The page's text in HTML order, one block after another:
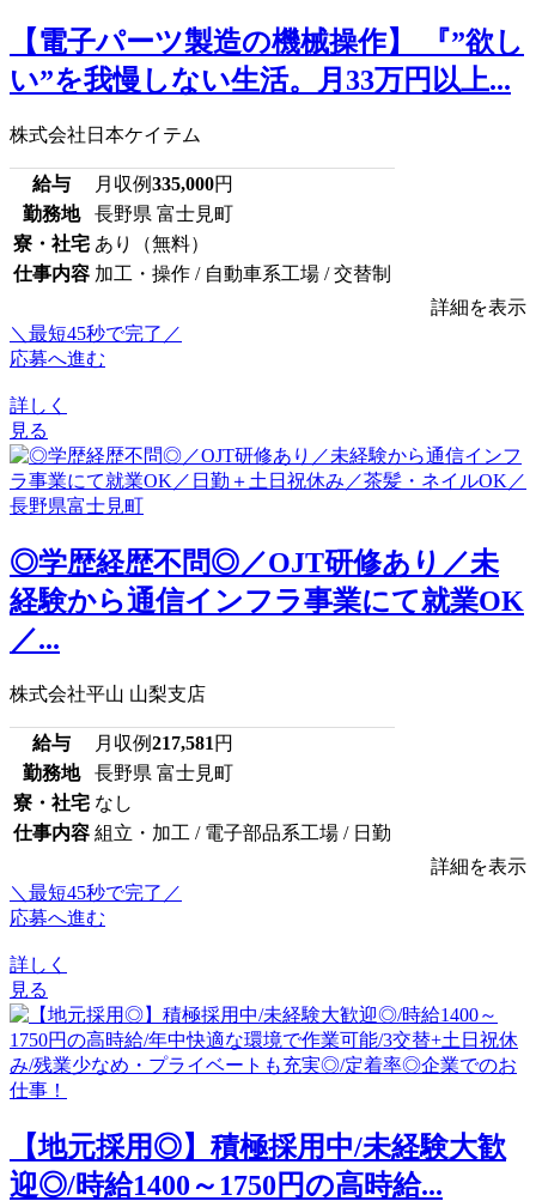
【電子パーツ製造の機械操作】 『”欲し
い”を我慢しない生活。月33万円以上...
株式会社日本ケイテム
給与 月収例335,000円
勤務地
長野県 富士見町
寮・社宅 あり（無料）
仕事内容 加工・操作 / 自動車系工場 / 交替制
詳細を表示
＼最短45秒で完了／
応募へ進む
詳しく
見る
◎学歴経歴不問◎／OJT研修あり／未
経験から通信インフラ事業にて就業OK
／...
株式会社平山 山梨支店
給与 月収例217,581 円
勤務地
長野県 富士見町
寮・社宅 なし
仕事内容 組立・加工 / 電子部品系工場 / 日勤
詳細を表示
＼最短45秒で完了／
応募へ進む
詳しく
見る
【地元採用◎】積極採用中/未経験大歓
迎◎/時給1400～1750円の高時給...